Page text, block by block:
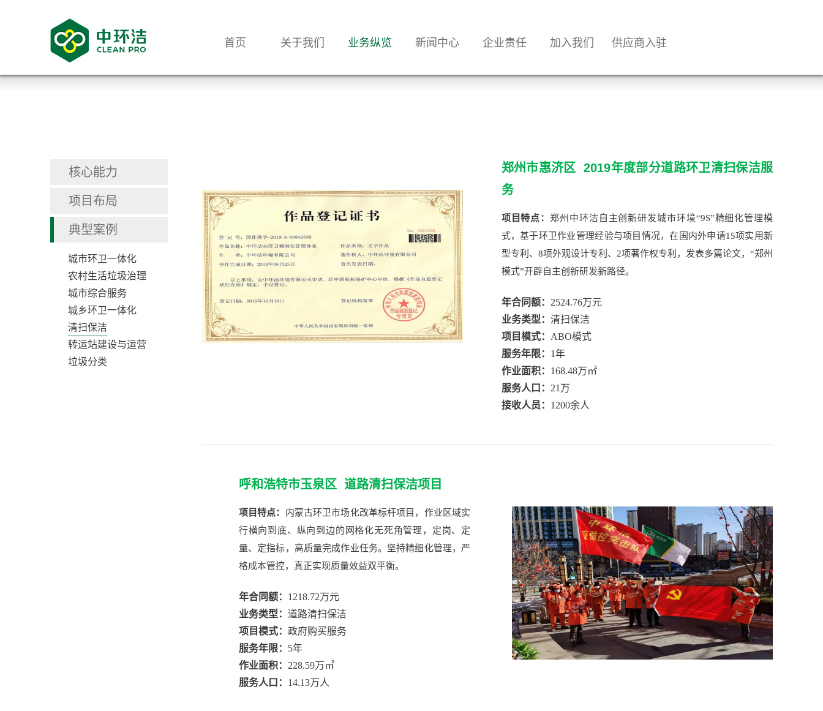
首页 关于我们 业务纵览 新闻中心 企业责任 加入我们 供应商入驻
核心能力
项目布局
典型案例
城市环卫一体化
农村生活垃圾治理
城市综合服务
城乡环卫一体化
清扫保洁
转运站建设与运营
垃圾分类
郑州市惠济区 2019年度部分道路环卫清扫保洁服
务
项目特点：郑州中环洁自主创新研发城市环境“9S”精细化管理模
式，基于环卫作业管理经验与项目情况，在国内外申请15项实用新
型专利、8项外观设计专利、2项著作权专利，发表多篇论文，“郑州
模式”开辟自主创新研发新路径。
年合同额： 2524.76万元
业务类型： 清扫保洁
项目模式： ABO模式
服务年限： 1年
作业面积： 168.48万㎡
服务人口： 21万
接收人员： 1200余人
呼和浩特市玉泉区 道路清扫保洁项目
项目特点： 内蒙古环卫市场化改革标杆项目，作业区域实
行横向到底、纵向到边的网格化无死角管理，定岗、定
量、定指标，高质量完成作业任务。坚持精细化管理，严
格成本管控，真正实现质量效益双平衡。
年合同额： 1218.72万元
业务类型： 道路清扫保洁
项目模式： 政府购买服务
服务年限： 5年
作业面积： 228.59万㎡
服务人口： 14.13万人